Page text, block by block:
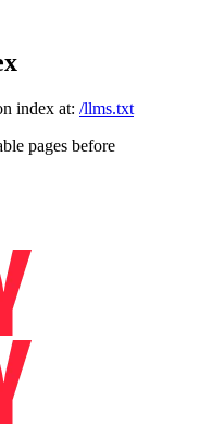
index at: /llms.txt
pages before